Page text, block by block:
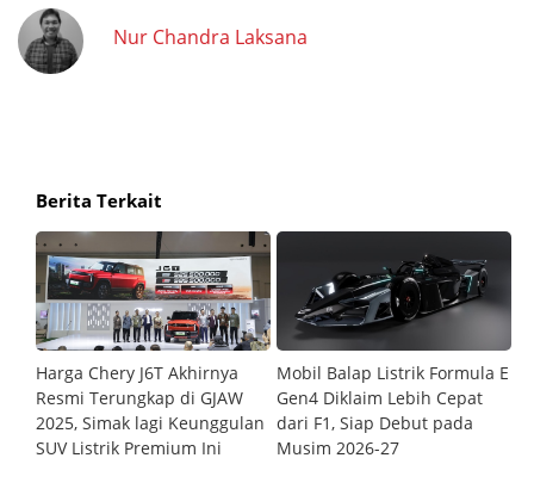
Nur Chandra Laksana
Berita Terkait
Harga Chery J6T Akhirnya
Resmi Terungkap di GJAW
2025, Simak lagi Keunggulan
SUV Listrik Premium Ini
Mobil Balap Listrik Formula E
Gen4 Diklaim Lebih Cepat
dari F1, Siap Debut pada
Musim 2026-27